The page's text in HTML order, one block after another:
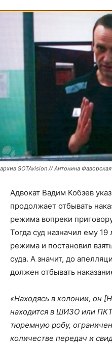
архив SOTAvision // Антонина Фаворская
Адвокат Вадим Кобзев
продолжает отбывать
режима вопреки
Тогда суд назначил ему
режима и постановил
суда. А значит, до
должен отбывать
«Находясь в колонии, он
находится в ШИЗО или
тюремную робу,
количестве передач и